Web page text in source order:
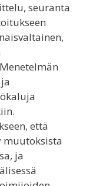
seuranta
että
muutoksista
ja